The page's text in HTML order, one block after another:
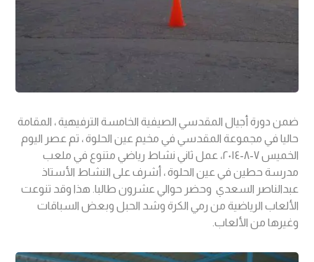
ضمن دورة أجيال المقدسي الصيفية الخامسة الترفيهية ، المقامة
حاليا في مجموعة المقدسي في مخيم عين الحلوة ، تم عصر اليوم
الخميس ٧-٨-٢٠١٤، عمل ثاني نشاط رياضي متنوع في ملعب
مدرسة حطين في عين الحلوة ، أشرف على النشاط الأستاذ
عبدالناصر السعدي وحضر حوالي عشرون طالبا. هذا وقد تنوعت
الألعاب الرياضية من رمي الكرة وشد الحبل وبعض السباقات
وغيرها من الألعاب.